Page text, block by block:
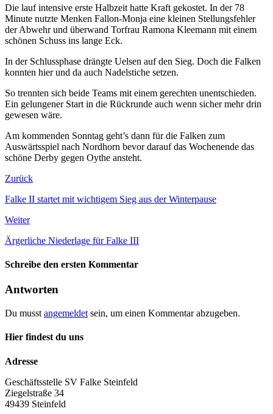
Die lauf intensive erste Halbzeit hatte Kraft gekostet. In der 78
Minute nutzte Menken Fallon-Monja eine kleinen Stellungsfehler
der Abwehr und überwand Torfrau Ramona Kleemann mit einem
schönen Schuss ins lange Eck.
In der Schlussphase drängte Uelsen auf den Sieg. Doch die Falken
konnten hier und da auch Nadelstiche setzen.
So trennten sich beide Teams mit einem gerechten unentschieden.
Ein gelungener Start in die Rückrunde auch wenn sicher mehr drin
gewesen wäre.
Am kommenden Sonntag geht’s dann für die Falken zum
Auswärtsspiel nach Nordhorn bevor darauf das Wochenende das
schöne Derby gegen Oythe ansteht.
Zurück
Falke II startet mit wichtigem Sieg aus der Winterpause
Weiter
Ärgerliche Niederlage für Falke III
Schreibe den ersten Kommentar
Antworten
Du musst angemeldet sein, um einen Kommentar abzugeben.
Hier findest du uns
Adresse
Geschäftsstelle SV Falke Steinfeld
Ziegelstraße 34
49439 Steinfeld